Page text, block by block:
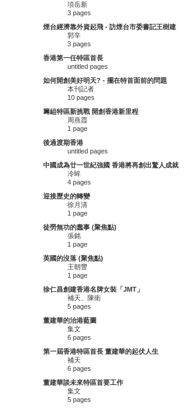
項岳新
3 pages
煙台經濟靠外資起飛 - 訪煙台市委書記王樹建
郭辛
3 pages
香港第一任特區首長
untitled pages
如何開創美好明天? - 擺在特首面前的問題
本刊記者
10 pages
籌組特區新挑戰 開創香港新里程
周燕霞
1 page
後過渡期香港
untitled pages
中國成為廿一世紀強國 香港將再創出驚人成就
冷眸
4 pages
迎接歷史的轉變
徐月清
1 page
徒勞無功的蠢事 (聚焦點)
張銘
1 page
英國的沒落 (聚焦點)
王朝豐
1 page
徐仁昌創建香港名牌女裝「JMT」
補天、陳衛
5 pages
董建華的治港藍圖
集文
6 pages
第一屆香港特區首長 董建華的起伏人生
補天
6 pages
董建華談未來特區首要工作
集文
5 pages